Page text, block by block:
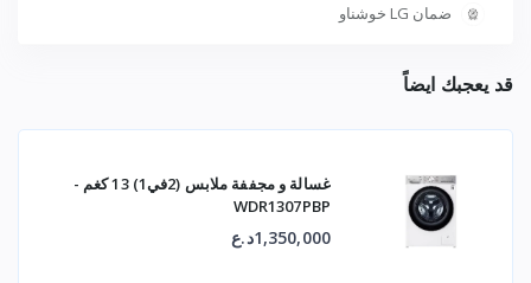
ضمان LG خوشناو
قد يعجبك ايضاً
غسالة و مجففة ملابس (2في1) 13 كغم -
WDR1307PBP
1,350,000د.ع